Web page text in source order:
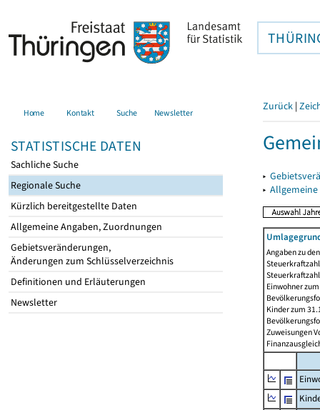
Home Kontakt Suche Newsletter
STATISTISCHE DATEN
Sachliche Suche
Regionale Suche
Kürzlich bereitgestellte Daten
Allgemeine Angaben, Zuordnungen
Gebietsveränderungen,
Änderungen zum Schlüsselverzeichnis
Definitionen und Erläuterungen
Newsletter
Zurück |
▸
▸
Angaben zu
Einwohner
Kinder zum
Zuweisungen